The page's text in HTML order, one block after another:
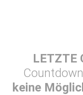
LETZTE
keine